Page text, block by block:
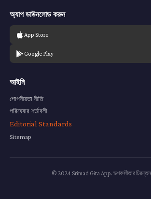
অ্যাপ ডাউনলোড করুন
App Store
Google Play
আইনি
গোপনীয়তা নীতি
পরিষেবার শর্তাবলী
Editorial Standards
Sitemap
© 2024 Srimad Gita App. ভগবদ্গীতার চিরন্তন